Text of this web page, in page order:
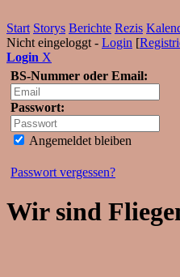
Start Storys Berichte Rezis
Nicht eingeloggt - Login [
Login X
BS-Nummer oder Email:
Passwort:
Angemeldet bleiben
Passwort vergessen?
Wir sind